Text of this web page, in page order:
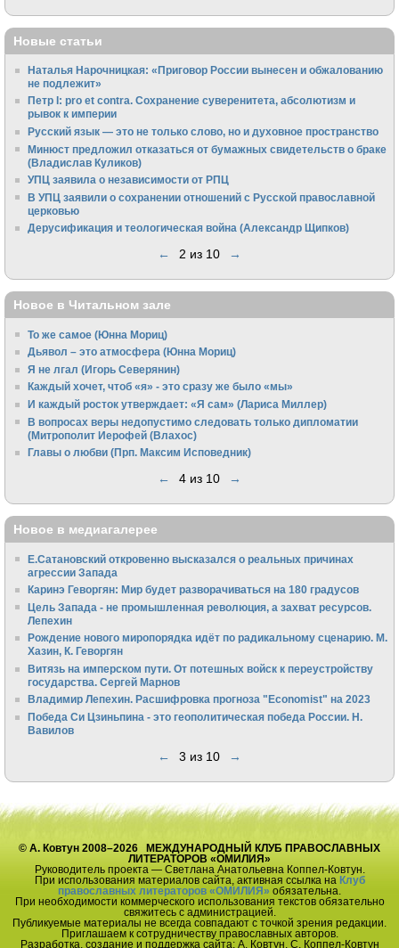
Новые статьи
Наталья Нарочницкая: «Приговор России вынесен и обжалованию
не подлежит»
Петр I: pro et contra. Сохранение суверенитета, абсолютизм и
рывок к империи
Русский язык — это не только слово, но и духовное пространство
Минюст предложил отказаться от бумажных свидетельств о браке
(Владислав Куликов)
УПЦ заявила о независимости от РПЦ
В УПЦ заявили о сохранении отношений с Русской православной
церковью
Дерусификация и теологическая война (Александр Щипков)
← 2 из 10 →
Новое в Читальном зале
То же самое (Юнна Мориц)
Дьявол – это атмосфера (Юнна Мориц)
Я не лгал (Игорь Северянин)
Каждый хочет, чтоб «я» - это сразу же было «мы»
И каждый росток утверждает: «Я сам» (Лариса Миллер)
В вопросах веры недопустимо следовать только дипломатии
(Митрополит Иерофей (Влахос)
Главы о любви (Прп. Максим Исповедник)
← 4 из 10 →
Новое в медиагалерее
Е.Сатановский откровенно высказался о реальных причинах
агрессии Запада
Каринэ Геворгян: Мир будет разворачиваться на 180 градусов
Цель Запада - не промышленная революция, а захват ресурсов.
Лепехин
Рождение нового миропорядка идёт по радикальному сценарию. М.
Хазин, К. Геворгян
Витязь на имперском пути. От потешных войск к переустройству
государства. Сергей Марнов
Владимир Лепехин. Расшифровка прогноза "Economist" на 2023
Победа Си Цзиньпина - это геополитическая победа России. Н.
Вавилов
← 3 из 10 →
© А. Ковтун 2008–2026 МЕЖДУНАРОДНЫЙ КЛУБ ПРАВОСЛАВНЫХ
ЛИТЕРАТОРОВ «ОМИЛИЯ»
Руководитель проекта — Светлана Анатольевна Коппел-Ковтун.
При использования материалов сайта, активная ссылка на Клуб
православных литераторов «ОМИЛИЯ» обязательна.
При необходимости коммерческого использования текстов обязательно
свяжитесь с администрацией.
Публикуемые материалы не всегда совпадают с точкой зрения редакции.
Приглашаем к сотрудничеству православных авторов.
Разработка, создание и поддержка сайта: А. Ковтун, С. Коппел-Ковтун